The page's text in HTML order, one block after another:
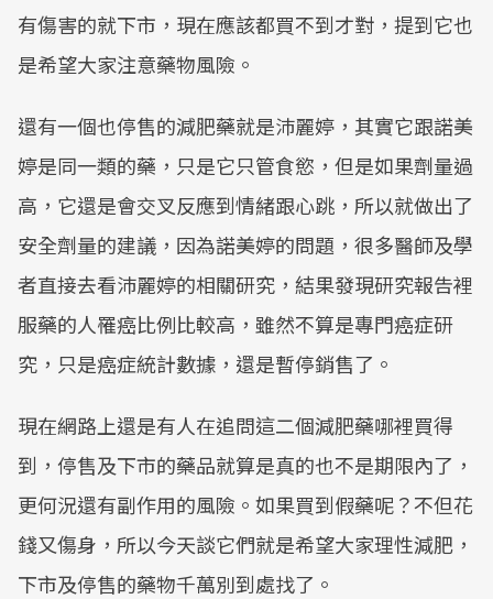
有傷害的就下市，現在應該都買不到才對，提到它也
是希望大家注意藥物風險。
還有一個也停售的減肥藥就是沛麗婷，其實它跟諾美
婷是同一類的藥，只是它只管食慾，但是如果劑量過
高，它還是會交叉反應到情緒跟心跳，所以就做出了
安全劑量的建議，因為諾美婷的問題，很多醫師及學
者直接去看沛麗婷的相關研究，結果發現研究報告裡
服藥的人罹癌比例比較高，雖然不算是專門癌症研
究，只是癌症統計數據，還是暫停銷售了。
現在網路上還是有人在追問這二個減肥藥哪裡買得
到，停售及下市的藥品就算是真的也不是期限內了，
更何況還有副作用的風險。如果買到假藥呢？不但花
錢又傷身，所以今天談它們就是希望大家理性減肥，
下市及停售的藥物千萬別到處找了。